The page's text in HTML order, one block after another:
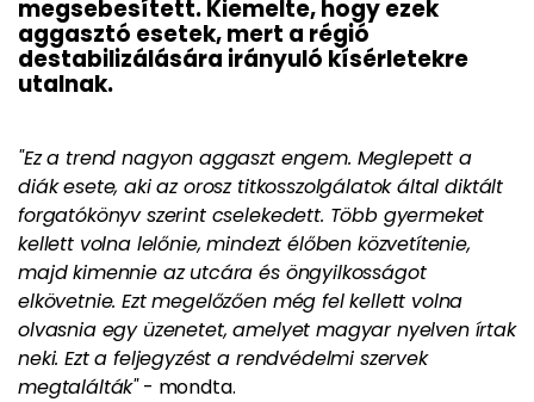
megsebesített. Kiemelte, hogy ezek
aggasztó esetek, mert a régió
destabilizálására irányuló kísérletekre
utalnak.
"Ez a trend nagyon aggaszt engem. Meglepett a
diák esete, aki az orosz titkosszolgálatok által diktált
forgatókönyv szerint cselekedett. Több gyermeket
kellett volna lelőnie, mindezt élőben közvetítenie,
majd kimennie az utcára és öngyilkosságot
elkövetnie. Ezt megelőzően még fel kellett volna
olvasnia egy üzenetet, amelyet magyar nyelven írtak
neki. Ezt a feljegyzést a rendvédelmi szervek
megtalálták"- mondta.